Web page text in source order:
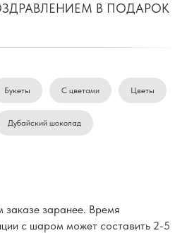
В ПОДАРОК
Букеты С цветами Цветы
Дубайский шоколад
заказе заранее. Время
с шаром может составить 2-5